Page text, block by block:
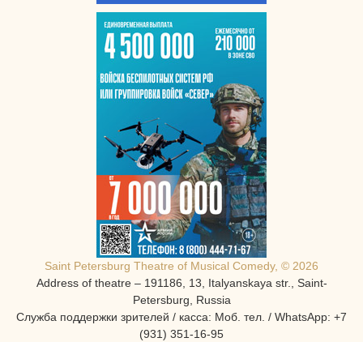
Saint Petersburg Theatre of Musical Comedy, © 2026
Address of theatre – 191186, 13, Italyanskaya str., Saint-
Petersburg, Russia
Служба поддержки зрителей / касса: Моб. тел. / WhatsApp: +7
(931) 351-16-95